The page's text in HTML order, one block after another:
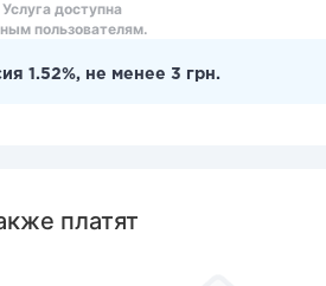
Услуга доступна
пользователям.
1.52%, не менее 3 грн.
платят